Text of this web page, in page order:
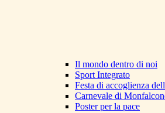
Il mondo dentro di noi
Sport Integrato
Festa di accoglienza
Carnevale di
Poster per la pace